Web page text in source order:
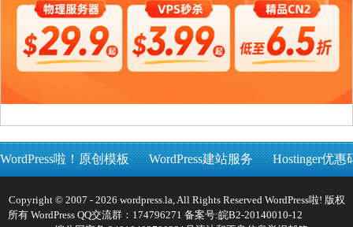
WordPress啦！原创模板 WordPress建站服务 Hostinger优惠
Copyright © 2007 - 2026 wordpress.la, All Rights Reserved WordPress啦! 版权
所有 WordPress QQ交流群：174796271 备案号:皖B2-20140010-12